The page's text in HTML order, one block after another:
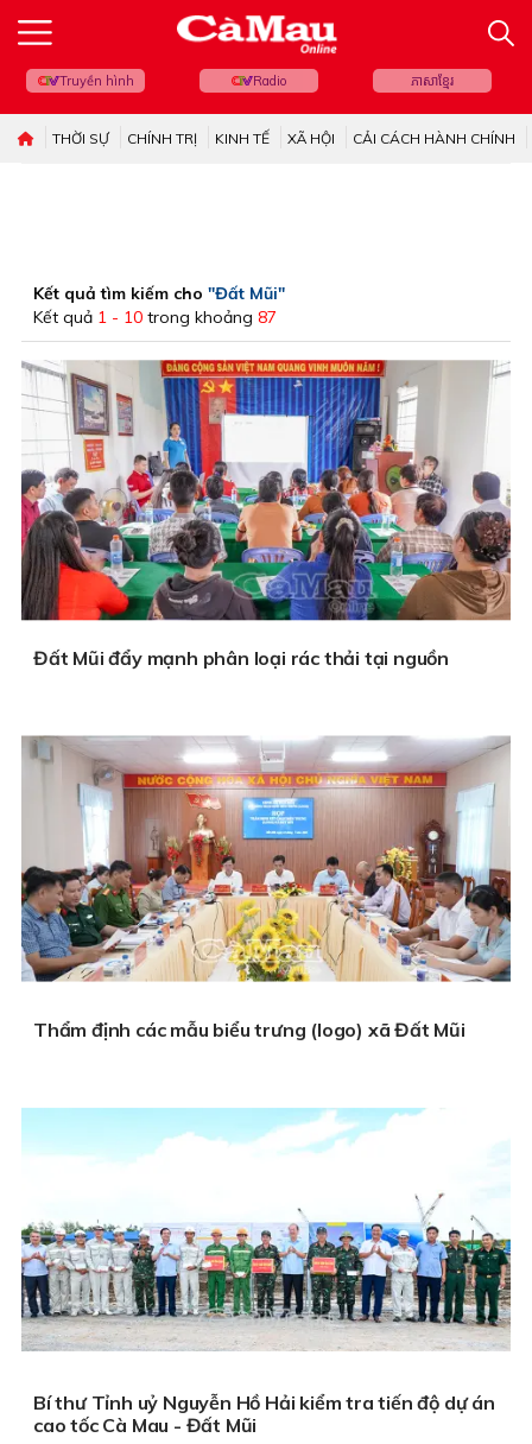
Truyền hình Radio ភាសាខ្មែរ
THỜI SỰ CHÍNH TRỊ KINH TẾ XÃ HỘI CẢI CÁCH HÀNH CHÍNH
Kết quả tìm kiếm cho "Đất Mũi"
Kết quả 1 - 10 trong khoảng 87
Đất Mũi đẩy mạnh phân loại rác thải tại nguồn
Thẩm định các mẫu biểu trưng (logo) xã Đất Mũi
Bí thư Tỉnh uỷ Nguyễn Hồ Hải kiểm tra tiến độ dự án
cao tốc Cà Mau - Đất Mũi